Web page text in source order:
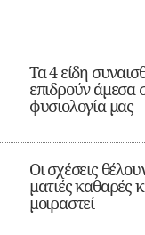
Τα 4 είδη
επιδρούν άμεσα
φυσιολογία μας
Οι σχέσεις
ματιές καθαρές
μοιραστεί